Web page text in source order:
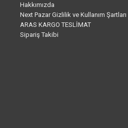
Hakkımızda
Next Pazar Gizlilik ve Kullanım Şartları
ARAS KARGO TESLİMAT
Sipariş Takibi